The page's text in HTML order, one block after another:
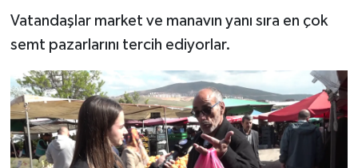
Vatandaşlar market ve manavın yanı sıra en çok
semt pazarlarını tercih ediyorlar.